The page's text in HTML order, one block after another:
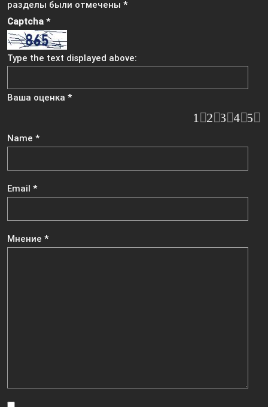
разделы были отмечены *
Мнение *
Name *
Email *
Captcha *
Type the text displayed above:
Ваша оценка *
5
4
3
2
1